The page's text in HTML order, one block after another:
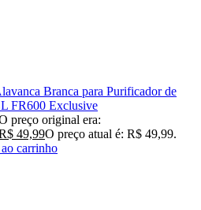
Branca para Purificador de
FR600 Exclusive
preço original era:
49,99O preço atual é: R$ 49,99.
carrinho